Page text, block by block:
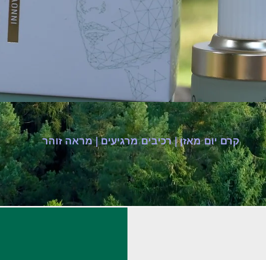
קרם יום מאזן | רכיבים מרגיעים | מראה זוהר